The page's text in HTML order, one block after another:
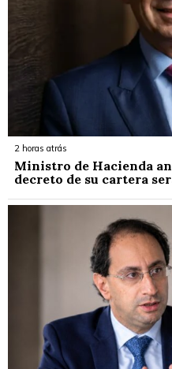
2 horas atrás
Ministro de Hacienda
decreto de su cartera